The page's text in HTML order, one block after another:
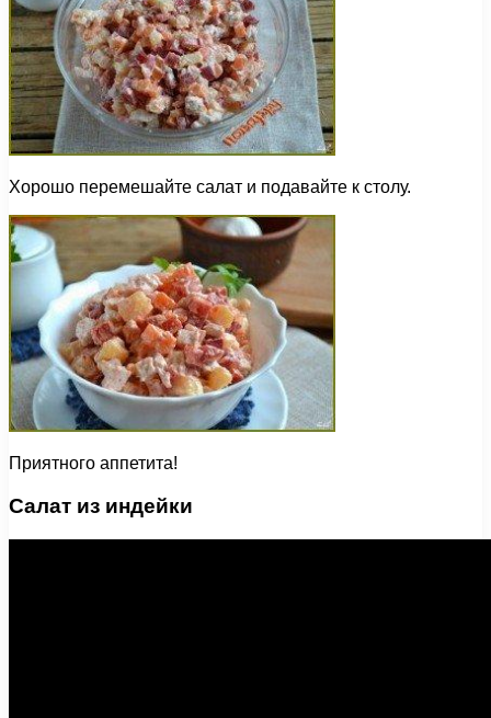
Хорошо перемешайте салат и подавайте к столу.
Приятного аппетита!
Салат из индейки